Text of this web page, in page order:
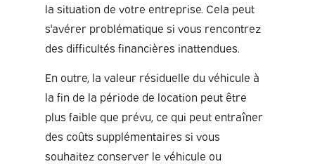
la situation de votre entreprise. Cela peut
s'avérer problématique si vous rencontrez
des difficultés financières inattendues.
En outre, la valeur résiduelle du véhicule à
la fin de la période de location peut être
plus faible que prévu, ce qui peut entraîner
des coûts supplémentaires si vous
souhaitez conserver le véhicule ou